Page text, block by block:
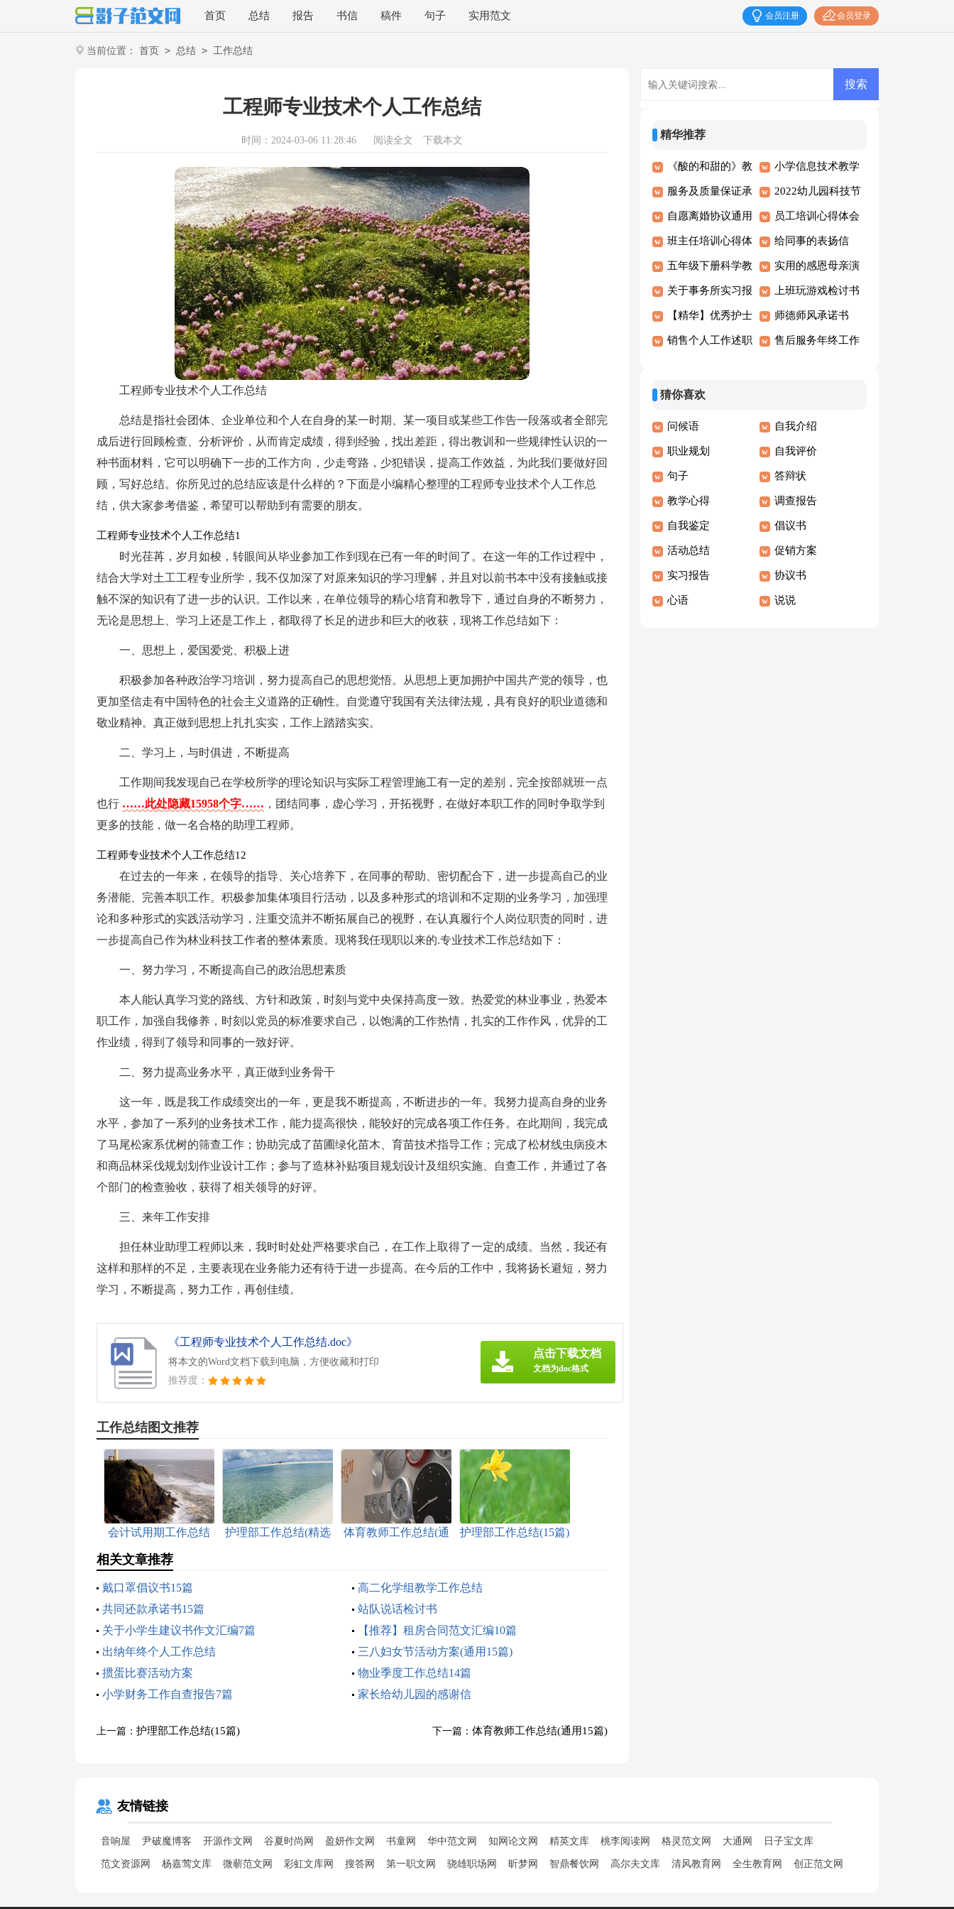
首页 总结 报告 书信 稿件 句子 实用范文 会员登录
会员注册
当前位置： 首页 > 总结 > 工作总结
工程师专业技术个人工作总结
时间：2024-03-06 11:28:46 阅读全文 下载本文
工程师专业技术个人工作总结
总结是指社会团体、企业单位和个人在自身的某一时期、某一项目或某些工作告一段落或者全部完
成后进行回顾检查、分析评价，从而肯定成绩，得到经验，找出差距，得出教训和一些规律性认识的一
种书面材料，它可以明确下一步的工作方向，少走弯路，少犯错误，提高工作效益，为此我们要做好回
顾，写好总结。你所见过的总结应该是什么样的？下面是小编精心整理的工程师专业技术个人工作总
结，供大家参考借鉴，希望可以帮助到有需要的朋友。
工程师专业技术个人工作总结1
时光荏苒，岁月如梭，转眼间从毕业参加工作到现在已有一年的时间了。在这一年的工作过程中，
结合大学对土工工程专业所学，我不仅加深了对原来知识的学习理解，并且对以前书本中没有接触或接
触不深的知识有了进一步的认识。工作以来，在单位领导的精心培育和教导下，通过自身的不断努力，
无论是思想上、学习上还是工作上，都取得了长足的进步和巨大的收获，现将工作总结如下：
一、思想上，爱国爱党、积极上进
积极参加各种政治学习培训，努力提高自己的思想觉悟。从思想上更加拥护中国共产党的领导，也
更加坚信走有中国特色的社会主义道路的正确性。自觉遵守我国有关法律法规，具有良好的职业道德和
敬业精神。真正做到思想上扎扎实实，工作上踏踏实实。
二、学习上，与时俱进，不断提高
工作期间我发现自己在学校所学的理论知识与实际工程管理施工有一定的差别，完全按部就班一点
也行 ……此处隐藏15958个字…… ，团结同事，虚心学习，开拓视野，在做好本职工作的同时争取学到
更多的技能，做一名合格的助理工程师。
工程师专业技术个人工作总结12
在过去的一年来，在领导的指导、关心培养下，在同事的帮助、密切配合下，进一步提高自己的业
务潜能、完善本职工作。积极参加集体项目行活动，以及多种形式的培训和不定期的业务学习，加强理
论和多种形式的实践活动学习，注重交流并不断拓展自己的视野，在认真履行个人岗位职责的同时，进
一步提高自己作为林业科技工作者的整体素质。现将我任现职以来的.专业技术工作总结如下：
一、努力学习，不断提高自己的政治思想素质
本人能认真学习党的路线、方针和政策，时刻与党中央保持高度一致。热爱党的林业事业，热爱本
职工作，加强自我修养，时刻以党员的标准要求自己，以饱满的工作热情，扎实的工作作风，优异的工
作业绩，得到了领导和同事的一致好评。
二、努力提高业务水平，真正做到业务骨干
这一年，既是我工作成绩突出的一年，更是我不断提高，不断进步的一年。我努力提高自身的业务
水平，参加了一系列的业务技术工作，能力提高很快，能较好的完成各项工作任务。在此期间，我完成
了马尾松家系优树的筛查工作；协助完成了苗圃绿化苗木、育苗技术指导工作；完成了松材线虫病疫木
和商品林采伐规划划作业设计工作；参与了造林补贴项目规划设计及组织实施、自查工作，并通过了各
个部门的检查验收，获得了相关领导的好评。
三、来年工作安排
担任林业助理工程师以来，我时时处处严格要求自己，在工作上取得了一定的成绩。当然，我还有
这样和那样的不足，主要表现在业务能力还有待于进一步提高。在今后的工作中，我将扬长避短，努力
学习，不断提高，努力工作，再创佳绩。
《工程师专业技术个人工作总结.doc》
将本文的Word文档下载到电脑，方便收藏和打印
推荐度：
点击下载文档
文档为doc格式
工作总结图文推荐
会计试用期工作总结
护理部工作总结(精选
体育教师工作总结(通
护理部工作总结(15篇)
相关文章推荐
戴口罩倡议书15篇
高二化学组教学工作总结
共同还款承诺书15篇
站队说话检讨书
关于小学生建议书作文汇编7篇
【推荐】租房合同范文汇编10篇
出纳年终个人工作总结
三八妇女节活动方案(通用15篇)
掼蛋比赛活动方案
物业季度工作总结14篇
小学财务工作自查报告7篇
家长给幼儿园的感谢信
上一篇： 护理部工作总结(15篇) 下一篇： 体育教师工作总结(通用15篇)
精华推荐
《酸的和甜的》教
学反思15篇
小学信息技术教学
计划15篇
服务及质量保证承
诺书
2022幼儿园科技节
活动方案
自愿离婚协议通用
15篇
员工培训心得体会
(15篇)
班主任培训心得体
会(合集15篇)
给同事的表扬信
五年级下册科学教
学计划15篇
实用的感恩母亲演
讲稿4篇
关于事务所实习报
告合集9篇
上班玩游戏检讨书
15篇
【精华】优秀护士
演讲稿模板6篇
师德师风承诺书
(15篇)
销售个人工作述职 售后服务年终工作
猜你喜欢
问候语 自我介绍
职业规划 自我评价
句子 答辩状
教学心得 调查报告
自我鉴定 倡议书
活动总结 促销方案
实习报告 协议书
心语 说说
友情链接
音响屋 尹破魔博客 开源作文网 谷夏时尚网 盈妍作文网 书童网 华中范文网 知网论文网 精英文库 桃李阅读网 格灵范文网 大通网 日子宝文库
范文资源网 杨嘉莺文库 微蕲范文网 彩虹文库网 搜答网 第一职文网 骁雄职场网 昕梦网 智鼎餐饮网 高尔夫文库 清风教育网 全生教育网 创正范文网